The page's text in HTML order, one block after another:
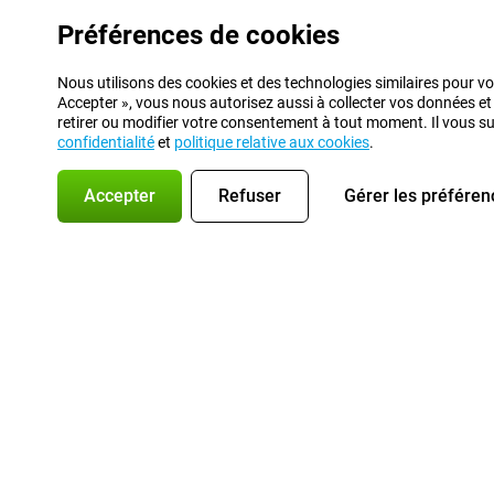
Préférences de cookies
Nous utilisons des cookies et des technologies similaires pour
Accepter », vous nous autorisez aussi à collecter vos données
retirer ou modifier votre consentement à tout moment. Il vous
confidentialitéet politique relative aux cookies.
Accepter Refuser Gérer les